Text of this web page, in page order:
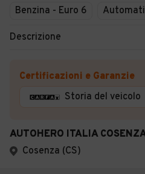
Benzina - Euro 6
Descrizione
Certificazioni e Garanzie
Storia del veicolo
AUTOHERO ITALIA
Cosenza (CS)